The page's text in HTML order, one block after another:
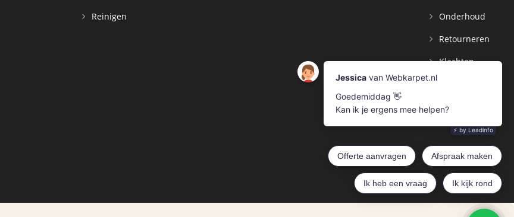
Reinigen
Onderhoud
Retourneren
Klachten
Contact
Mijn Account